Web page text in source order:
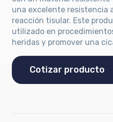
una excelente resistencia
reacción tisular. Este
utilizado en
heridas y promover una
Cotizar producto